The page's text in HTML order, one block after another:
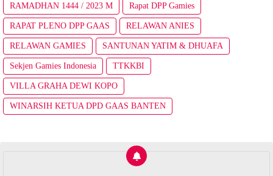
RAMADHAN 1444 / 2023 M Rapat DPP Gamies
RAPAT PLENO DPP GAAS RELAWAN ANIES
RELAWAN GAMIES SANTUNAN YATIM & DHUAFA
Sekjen Gamies Indonesia TTKKBI
VILLA GRAHA DEWI KOPO
WINARSIH KETUA DPD GAAS BANTEN